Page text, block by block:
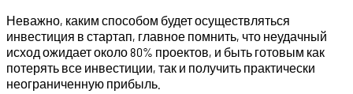
Неважно, каким способом будет осуществляться
инвестиция в стартап, главное помнить, что неудачный
исход ожидает около 80% проектов, и быть готовым как
потерять все инвестиции, так и получить практически
неограниченную прибыль.